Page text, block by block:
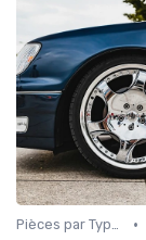
Pièces par Type (Freins, Moteur, etc.) •